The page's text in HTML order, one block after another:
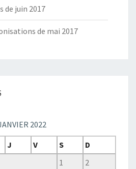
de juin 2017
de mai 2017
2022
J V S
D
1
2